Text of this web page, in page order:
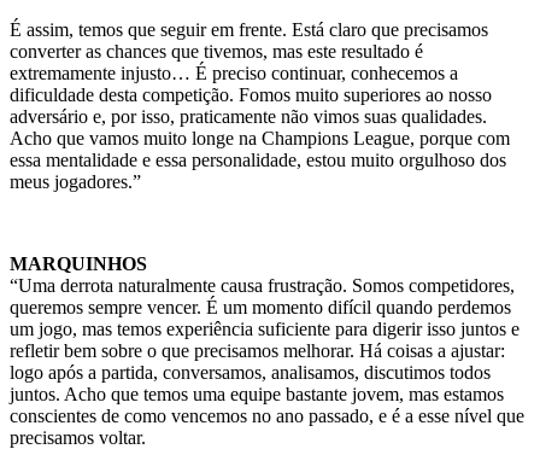
É assim, temos que seguir em frente. Está claro que precisamos
converter as chances que tivemos, mas este resultado é
extremamente injusto… É preciso continuar, conhecemos a
dificuldade desta competição. Fomos muito superiores ao nosso
adversário e, por isso, praticamente não vimos suas qualidades.
Acho que vamos muito longe na Champions League, porque com
essa mentalidade e essa personalidade, estou muito orgulhoso dos
meus jogadores.”
MARQUINHOS
“Uma derrota naturalmente causa frustração. Somos competidores,
queremos sempre vencer. É um momento difícil quando perdemos
um jogo, mas temos experiência suficiente para digerir isso juntos e
refletir bem sobre o que precisamos melhorar. Há coisas a ajustar:
logo após a partida, conversamos, analisamos, discutimos todos
juntos. Acho que temos uma equipe bastante jovem, mas estamos
conscientes de como vencemos no ano passado, e é a esse nível que
precisamos voltar.